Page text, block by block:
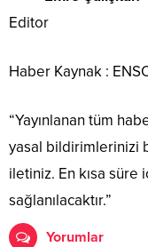
Editor
Haber Kaynak :
“Yayınlanan tüm
yasal bildirimlerinizi
iletiniz. En kısa
sağlanılacaktır.”
Yorumlar